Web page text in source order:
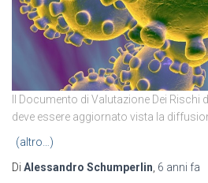
l Documento di Valutazione Dei Rischi
deve essere aggiornato vista la
(altro…)
Di Alessandro Schumperlin 6 anni fa